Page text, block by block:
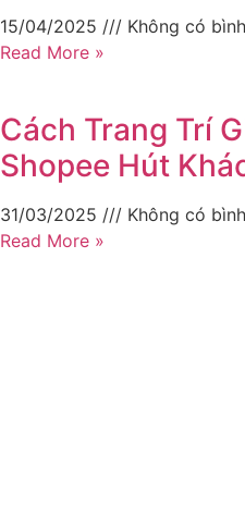
15/04/2025
Không có
Read More »
Cách Trang Trí
Shopee Hút
31/03/2025
Không có
Read More »